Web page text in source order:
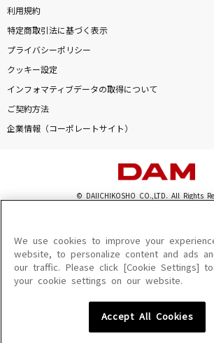
[良音]本能
椎名林檎
グングニル
BUMP OF CHICKEN
もっと見る
DAMの新曲・ランキングなど
カラオケ最新情報をチェック！
利用規約
特定商取引法に基づく表示
プライバシーポリシー
クッキー設定
インフォマティブデータの取得について
ご契約方法
企業情報（コーポレートサイト）
© DAIICHIKOSHO CO.,LTD. All Rights
このサイトに掲載されている一切の文章・画像・写真・動
を問わず、著作権法の定める範囲を超えて無断で複製、転
を禁じます。
楽曲及びコンテンツは、機種によりご利用いただけない場
楽曲及びコンテンツの配信日、配信内容が変更になる場合が
We use cookies to improve your
website, to personalize content and ads
our traffic. Please click [Cookie Settings]
your cookie settings on our website.
Accept All Cookies